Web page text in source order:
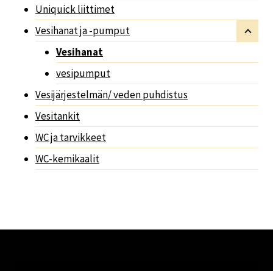
Uniquick liittimet
Vesihanat ja -pumput
Vesihanat
vesipumput
Vesijärjestelmän/ veden puhdistus
Vesitankit
WC ja tarvikkeet
WC-kemikaalit